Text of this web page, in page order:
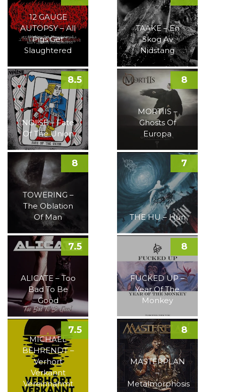
12 GAUGE
AUTOPSY – All
Pigs Get
Slaughtered
TAAKE – En
Skog Av
Nidstang
NOI!SE – Fate
Of The Union
8.5
MORTIIS –
Ghosts Of
Europa
8
TOWERING –
The Oblation
Of Man
8
THE HU – Hun
7
ALICATE – Too
Bad To Be
Good
7.5
FUCKED UP –
Year Of The
Monkey
8
MICHAEL
BEHRENDT –
Verhört
Verkannt
Vereinnahmt
7.5
MASTERPLAN
–
Metalmorphosis
8